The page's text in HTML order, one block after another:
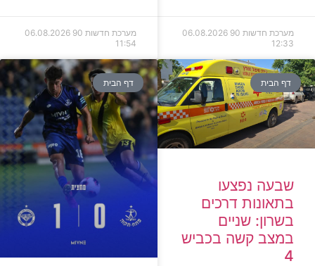
מערכת חדשות 90
06.08.2026
12:33
מערכת חדשות 90
06.08.2026
11:54
דף הבית
שבעה נפצעו
בתאונות דרכים
בשרון: שניים
במצב קשה בכביש
4
דף הבית